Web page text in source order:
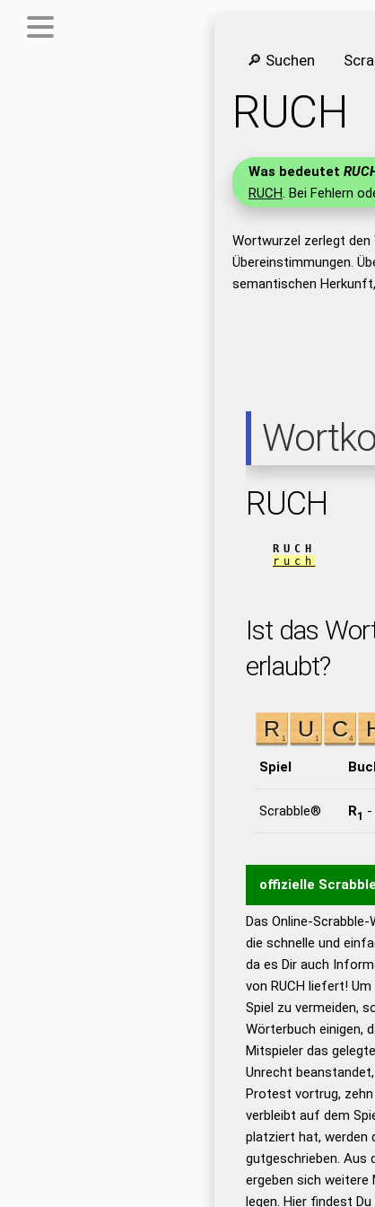
🔎 Suchen
RUCH
Was bedeutet
RUCH. Bei Fehlern
Wortwurzel zerlegt den
Übereinstimmungen.
semantischen
RUCH
RUCH
ruch
Ist das
erlaubt?
Spiel
Scrabble® R1 -
offizielle
Wortwurzel
Wortanalyse-
Wortbedeutung,
Gültigkeit eines
bestimmen!
Wörterbücher sind:
Das Online-
die schnelle und
da es Dir auch
von RUCH liefert!
Spiel zu vermeiden,
Wörterbuch einigen,
Mitspieler das
Unrecht
Protest vortrug,
verbleibt auf dem
platziert hat, werden
gutgeschrieben. Aus
ergeben sich weitere
legen. Hier findest